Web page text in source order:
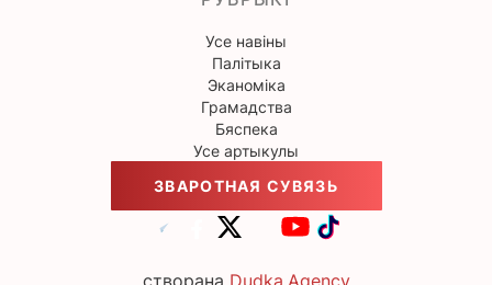
Усе навіны
Палітыка
Эканоміка
Грамадства
Бяспека
Усе артыкулы
ЗВАРОТНАЯ СУВЯЗЬ
створана Dudka.Agency